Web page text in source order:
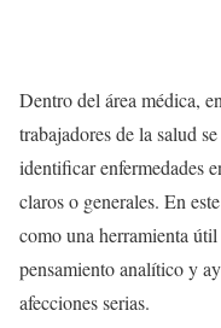
Dentro del área médica,
trabajadores de la salud
identificar enfermedades
claros o generales. En
como una herramienta
pensamiento analítico y
afecciones serias.